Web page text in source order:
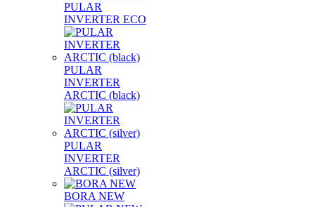
PULAR
INVERTER ECO
PULAR
INVERTER
ARCTIC (black)
PULAR
INVERTER
ARCTIC (silver)
BORA NEW